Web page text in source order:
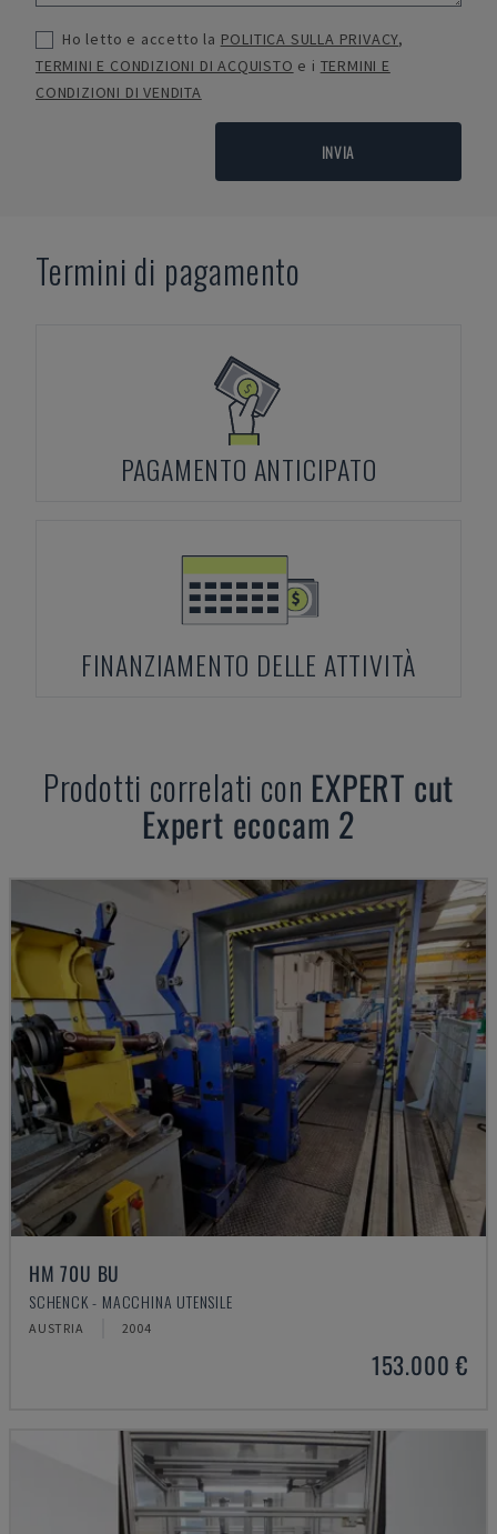
Ho letto e accetto la POLITICA SULLA PRIVACY,
TERMINI E CONDIZIONI DI ACQUISTO e i TERMINI E
CONDIZIONI DI VENDITA
INVIA
Termini di pagamento
PAGAMENTO ANTICIPATO
FINANZIAMENTO DELLE ATTIVITÀ
Prodotti correlati con EXPERT cut
Expert ecocam 2
HM 70U BU
SCHENCK - MACCHINA UTENSILE
AUSTRIA 2004
153.000 €